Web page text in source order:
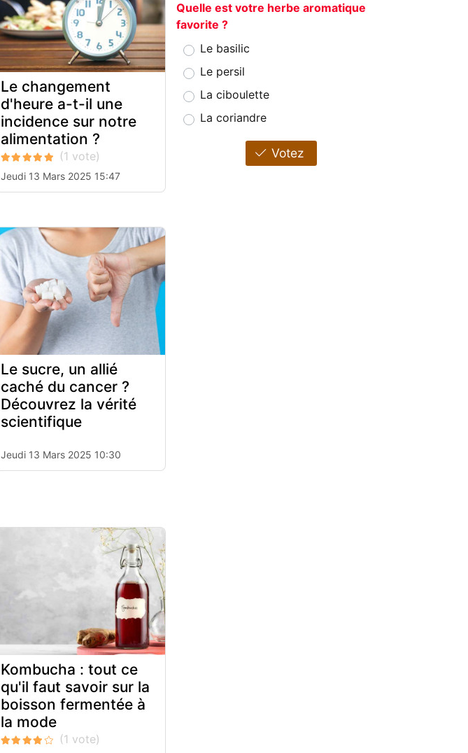
Le changement
d'heure a-t-il une
incidence sur notre
alimentation ?
Jeudi 13 Mars 2025 15:47
Le sucre, un allié
caché du cancer ?
Découvrez la vérité
scientifique
Jeudi 13 Mars 2025 10:30
Kombucha : tout ce
qu'il faut savoir sur la
boisson fermentée à
la mode
Quelle est votre herbe aromatique
favorite ?
Le basilic
Le persil
La ciboulette
La coriandre
Votez